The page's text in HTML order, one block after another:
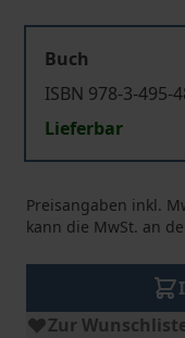
Buch
ISBN 978-3-495-
Lieferbar
Preisangaben inkl.
kann die MwSt. an
Zur